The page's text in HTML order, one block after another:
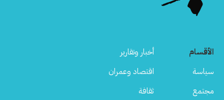
الأقسام
أخبار وتقارير
سياسة
اقتصاد وعمران
مجتمع
ثقافة